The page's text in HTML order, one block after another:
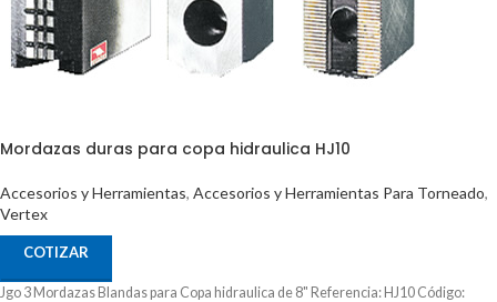
Mordazas duras para copa hidraulica HJ10
Accesorios y Herramientas, Accesorios y Herramientas Para Torneado,
Vertex
COTIZAR
Jgo 3 Mordazas Blandas para Copa hidraulica de 8" Referencia: HJ10 Código: